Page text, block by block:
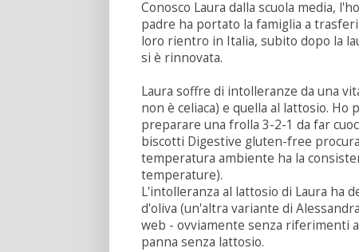
Conosco Laura dalla scuola media,
padre ha portato la famiglia a
loro rientro in Italia, subito dopo la
si è rinnovata.
Laura soffre di intolleranze da una
non è celiaca) e quella al lattosio.
preparare una frolla 3-2-1 da far
biscotti Digestive gluten-free
temperatura ambiente ha la
temperature).
L'intolleranza al lattosio di Laura ha
d'oliva (un'altra variante di
web - ovviamente senza riferimenti
panna senza lattosio.